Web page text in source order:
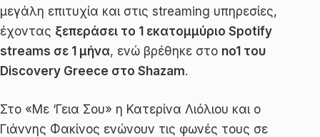
μεγάλη επιτυχία και στις streaming υπηρεσίες,
έχοντας ξεπεράσει το 1 εκατομμύριο Spotify
streams σε 1 μήνα, ενώ βρέθηκε στο no1 του
Discovery Greece στο Shazam.
Στο «Με ‘Γεια Σου» η Κατερίνα Λιόλιου και ο
Γιάννης Φακίνος ενώνουν τις φωνές τους σε